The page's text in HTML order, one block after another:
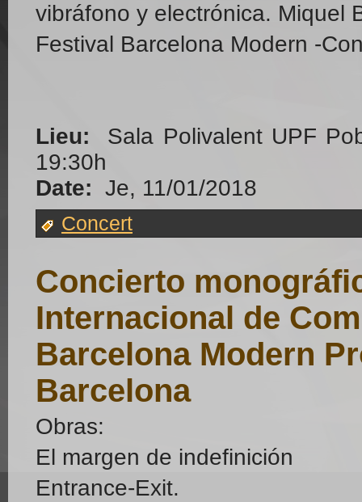
vibráfono y electrónica. Miquel
Festival Barcelona Modern -
Lieu:
Sala Polivalent UPF
19:30h
Date: Je, 11/01/2018
Concert
Concierto
Internacional de
Barcelona Modern
Barcelona
Obras:
El margen de indefinición
Entrance-Exit.